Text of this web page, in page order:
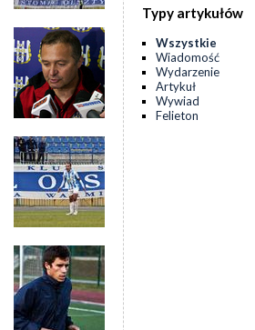
Typy artykułów
Wszystkie
Wiadomość
Wydarzenie
Artykuł
Wywiad
Felieton